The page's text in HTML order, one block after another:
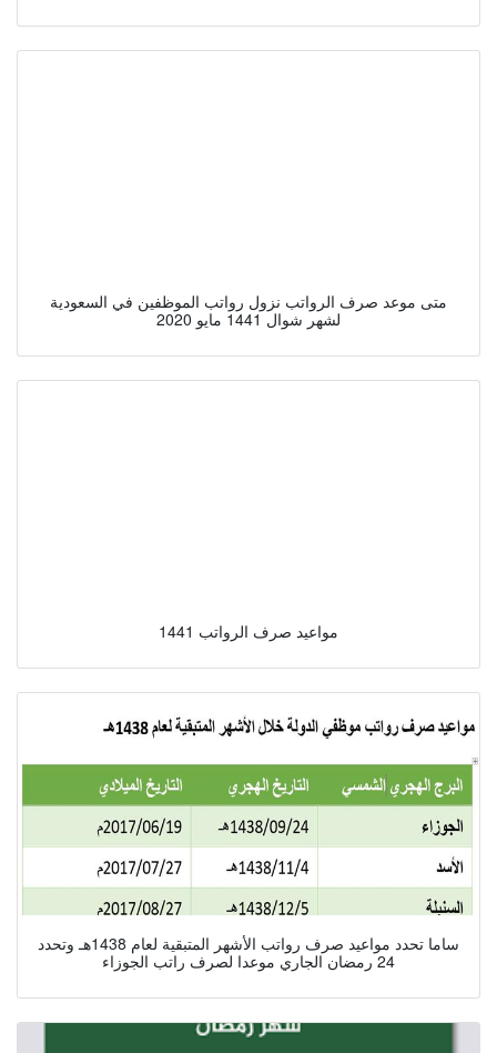
متى موعد صرف الرواتب نزول رواتب الموظفين في السعودية
لشهر شوال 1441 مايو 2020
مواعيد صرف الرواتب 1441
ساما تحدد مواعيد صرف رواتب الأشهر المتبقية لعام 1438هـ وتحدد
24 رمضان الجاري موعدا لصرف راتب الجوزاء